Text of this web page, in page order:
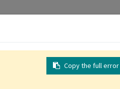
Copy the full